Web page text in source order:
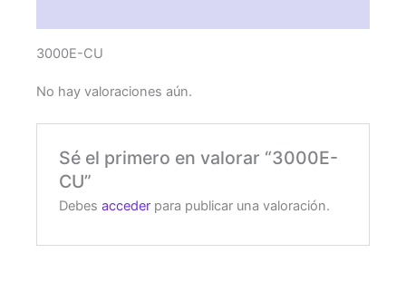
3000E-CU
No hay valoraciones aún.
Sé el primero en valorar “3000E-
CU”
Debesacceder para publicar una valoración.